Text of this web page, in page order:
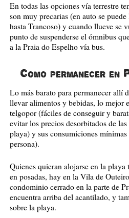
En todas las opciones vía terrestre
son muy precarias (en auto se
hasta Trancoso) y cuando llueve se
punto de suspenderse el ómnibus
a la Praia do Espelho vía bus.
Como permanecer en
Lo más barato para permanecer allí
llevar alimentos y bebidas, lo mejor
telgopor (fáciles de conseguir y
evitar los precios desorbitados de las
playa) y sus consumiciones
persona).
Quienes quieran alojarse en la
en posadas, hay en la Vila de
condominio cerrado en la parte de
encuentra arriba del acantilado, y
sobre la playa.